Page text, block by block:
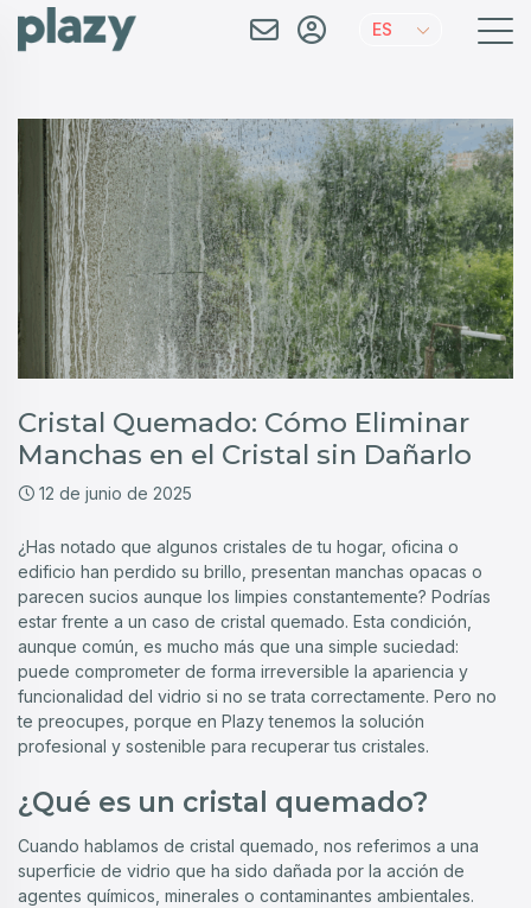
ES
Cristal Quemado: Cómo Eliminar
Manchas en el Cristal sin Dañarlo
12 de junio de 2025
¿Has notado que algunos cristales de tu hogar, oficina o
edificio han perdido su brillo, presentan manchas opacas o
parecen sucios aunque los limpies constantemente? Podrías
estar frente a un caso de cristal quemado. Esta condición,
aunque común, es mucho más que una simple suciedad:
puede comprometer de forma irreversible la apariencia y
funcionalidad del vidrio si no se trata correctamente. Pero no
te preocupes, porque en Plazy tenemos la solución
profesional y sostenible para recuperar tus cristales.
¿Qué es un cristal quemado?
Cuando hablamos de cristal quemado, nos referimos a una
superficie de vidrio que ha sido dañada por la acción de
agentes químicos, minerales o contaminantes ambientales.